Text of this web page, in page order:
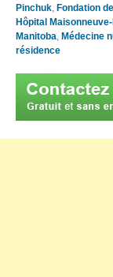
Pinchuk Fondation
Hôpital
Manitoba Médecine
résidence